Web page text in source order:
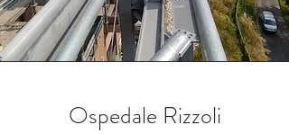
Ospedale Rizzoli